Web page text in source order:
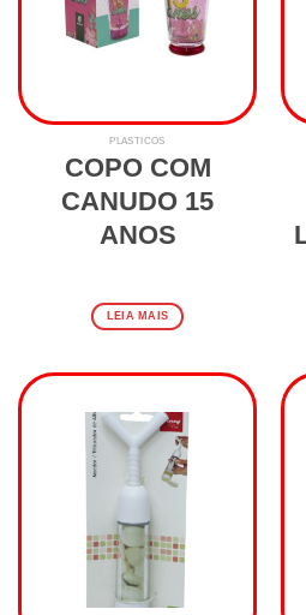
PLASTICOS
COPO COM
CANUDO 15
ANOS
LEIA MAIS